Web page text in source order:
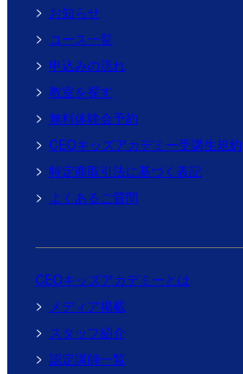
お知らせ
コース一覧
申込みの流れ
教室を探す
無料体験会予約
CEOキッズアカデミー受講生規約
特定商取引法に基づく表記
よくあるご質問
CEOキッズアカデミーとは
メディア掲載
スタッフ紹介
認定講師一覧